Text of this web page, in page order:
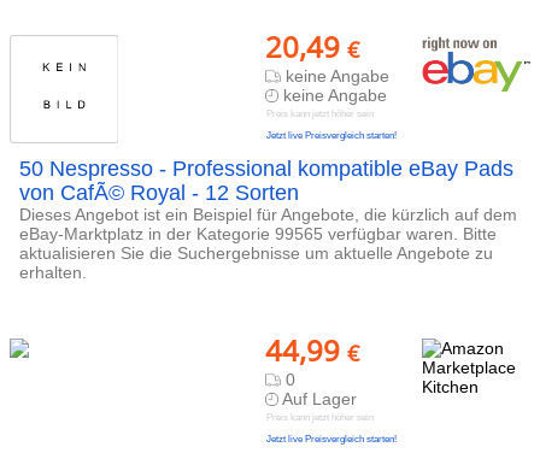
20,49 €
keine Angabe
keine Angabe
Preis kann jetzt höher sein
Jetzt live Preisvergleich starten!
50 Nespresso - Professional kompatible eBay Pads
von CafÃ© Royal - 12 Sorten
Dieses Angebot ist ein Beispiel für Angebote, die kürzlich auf dem
eBay-Marktplatz in der Kategorie 99565 verfügbar waren. Bitte
aktualisieren Sie die Suchergebnisse um aktuelle Angebote zu
erhalten.
44,99 €
0
Auf Lager
Preis kann jetzt höher sein
Jetzt live Preisvergleich starten!